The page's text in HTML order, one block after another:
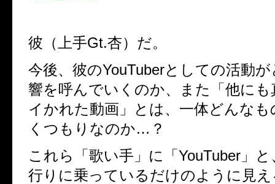
彼（上手Gt.杏）だ。
今後、彼のYouTuberとしての活動
響を呼んでいくのか、また「他に
イかれた動画」とは、一体どんな
くつもりなのか…？
これら「歌い手」に「YouTuber」
行りに乗っているだけのように見